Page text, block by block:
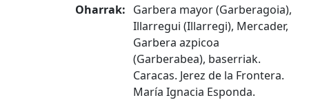
Oharrak: Garbera mayor (Garberagoia),
Illarregui (Illarregi), Mercader,
Garbera azpicoa
(Garberabea), baserriak.
Caracas. Jerez de la Frontera.
María Ignacia Esponda.